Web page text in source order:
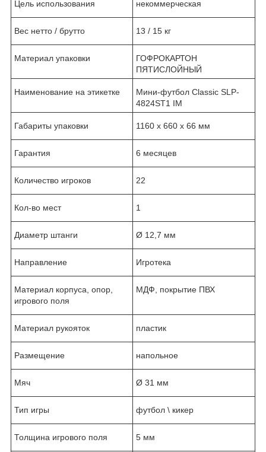
Цель использования некоммерческая
Вес нетто / брутто 13 / 15 кг
Материал упаковки
ГОФРОКАРТОН
ПЯТИСЛОЙНЫЙ
Наименование на этикетке
Мини-футбол Сlassic SLP-
4824ST1 IM
Габариты упаковки 1160 x 660 x 66 мм
Гарантия 6 месяцев
Количество игроков 22
Кол-во мест 1
Диаметр штанги Ø 12,7 мм
Направление Игротека
Материал корпуса, опор,
игрового поля
МДФ, покрытие ПВХ
Материал рукояток пластик
Размещение напольное
Мяч Ø 31 мм
Тип игры футбол \ кикер
Толщина игрового поля 5 мм